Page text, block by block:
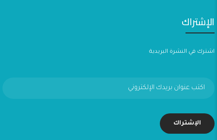
الإشتراك
اشترك في النشرة البريدية